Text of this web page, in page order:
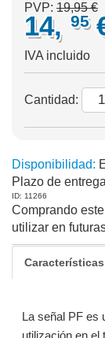
PVP: 19,95 €
14, 95
IVA incluido
Cantidad:
Disponibilidad:
Plazo de
ID: 11266
Comprando
utilizar en
Características
La señal PF es
utilización en el